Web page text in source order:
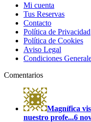
Mi cuenta
Tus Reservas
Contacto
Política de Privacidad
Política de Cookies
Aviso Legal
Condiciones
Comentarios
Magnífica
nuestro profe...6